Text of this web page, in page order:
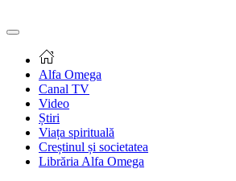
Alfa Omega
Canal TV
Video
Știri
Viața spirituală
Creștinul și societatea
Librăria Alfa Omega